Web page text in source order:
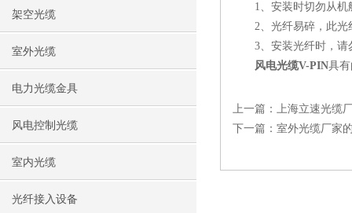
架空光缆
室外光缆
电力光缆金具
风电控制光缆
室内光缆
光纤接入设备
1、安装时切勿从机舱
2、光纤易碎，此光纤
3、安装光纤时，请勿
风电光缆V-PIN具
上一篇： 上海立速光缆
下一篇： 室外光缆厂家